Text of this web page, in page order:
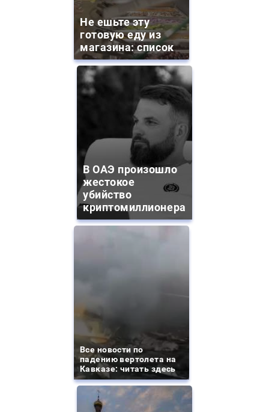
Не ешьте эту
готовую еду из
магазина: список
В ОАЭ произошло
жестокое
убийство
криптомиллионера
Все новости по
падению вертолета на
Кавказе: читать здесь